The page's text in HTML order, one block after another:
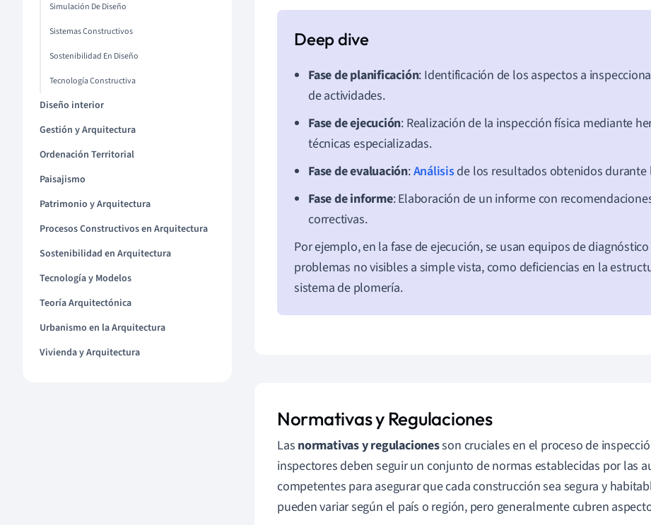
Simulación De Diseño
Sistemas Constructivos
Sostenibilidad En Diseño
Tecnología Constructiva
Diseño interior
Gestión y Arquitectura
Ordenación Territorial
Paisajismo
Patrimonio y Arquitectura
Procesos Constructivos en Arquitectura
Sostenibilidad en Arquitectura
Tecnología y Modelos
Teoría Arquitectónica
Urbanismo en la Arquitectura
Vivienda y Arquitectura
Fase de planificación: Identificación de los aspectos a
de actividades.
Fase de ejecución: Realización de la inspección física mediante
técnicas especializadas.
Fase de evaluación:Análisisde los resultados obtenidos durante
Fase de informe: Elaboración de un informe con
correctivas.
Por ejemplo, en la fase de ejecución, se usan equipos de
problemas no visibles a simple vista, como deficiencias en la
sistema de plomería.
Normativas y Regulaciones
Las normativas y regulacionesson cruciales en el proceso de
inspectores deben seguir un conjunto de normas establecidas por las
competentes para asegurar que cada construcción sea segura y
pueden variar según el país o región, pero generalmente cubren